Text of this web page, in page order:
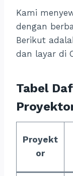
Kami
dengan
Berikut
dan layar di
Tabel
Proyekt
or